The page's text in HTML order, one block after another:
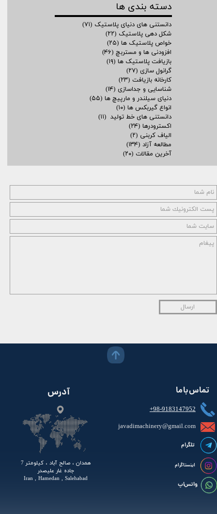
ارسال
دسته بندی ها
دانستنی های دنیای پلاستیک (۷۱)
شکل دهی پلاستیک (۲۲)
خواص پلاستیک ها (۲۵)
افزودنی ها و مستربچ (۴۶)
بازیافت پلاستیک ها (۱۹)
گرانول سازی (۲۷)
کارخانه بازیافت (۲۳)
شناسایی و جداسازی (۱۴)
دنیای سیلندر و مارپیچ ها (۵۵)
انواع گیربکس ها (۱۰)
دانستنی های خط تولید (۱۱)
اکسترودرها (۲۴)
الیاف کربنی (۲)
مطالعه آزاد (۱۳۴)
آخرین مقالات (۲۰)
+98-9183147952
همدان ، صالح آباد ، کیلومتر 7
جاده غار علیصدر
Iran , Hamedan , Salehabad
آدرس تماس با ما
اینستاگرام
javadimachinery@gmail.com​​​​​​​​
تلگرام
واتس اپ